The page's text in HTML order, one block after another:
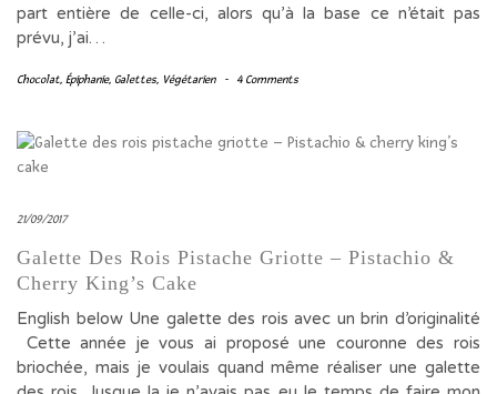
part entière de celle-ci, alors qu’à la base ce n’était pas
prévu, j’ai…
Chocolat, Épiphanie, Galettes, Végétarien - 4 Comments
21/09/2017
Galette Des Rois Pistache Griotte – Pistachio &
Cherry King’s Cake
English below Une galette des rois avec un brin d’originalité
Cette année je vous ai proposé une couronne des rois
briochée, mais je voulais quand même réaliser une galette